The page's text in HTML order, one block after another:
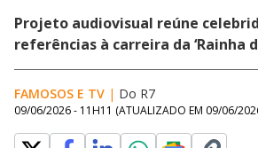
Projeto audiovisual reúne
referências à carreira da ‘Rainha
FAMOSOS E TV | Do R7
09/06/2026 - 11H11 (ATUALIZADO EM 09/06/